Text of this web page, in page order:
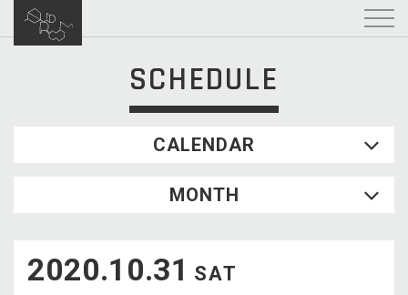
SCHEDULE
CALENDAR
WED
2
3 4 5
MONTH
2020.10.31 SAT